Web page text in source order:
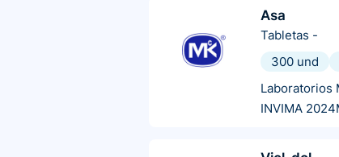
Asa
Tabletas -
300 und
Laboratorios
INVIMA